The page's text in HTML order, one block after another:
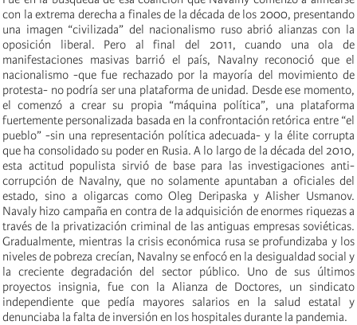
con la extrema derecha a finales de la década de los 2000, presentando
una imagen “civilizada” del nacionalismo ruso abrió alianzas con la
oposición liberal. Pero al final del 2011, cuando una ola de
manifestaciones masivas barrió el país, Navalny reconoció que el
nacionalismo -que fue rechazado por la mayoría del movimiento de
protesta- no podría ser una plataforma de unidad. Desde ese momento,
el comenzó a crear su propia “máquina política”, una plataforma
fuertemente personalizada basada en la confrontación retórica entre “el
pueblo” -sin una representación política adecuada- y la élite corrupta
que ha consolidado su poder en Rusia. A lo largo de la década del 2010,
esta actitud populista sirvió de base para las investigaciones anti-
corrupción de Navalny, que no solamente apuntaban a oficiales del
estado, sino a oligarcas como Oleg Deripaska y Alisher Usmanov.
Navaly hizo campaña en contra de la adquisición de enormes riquezas a
través de la privatización criminal de las antiguas empresas soviéticas.
Gradualmente, mientras la crisis económica rusa se profundizaba y los
niveles de pobreza crecían, Navalny se enfocó en la desigualdad social y
la creciente degradación del sector público. Uno de sus últimos
proyectos insignia, fue con la Alianza de Doctores, un sindicato
independiente que pedía mayores salarios en la salud estatal y
denunciaba la falta de inversión en los hospitales durante la pandemia.